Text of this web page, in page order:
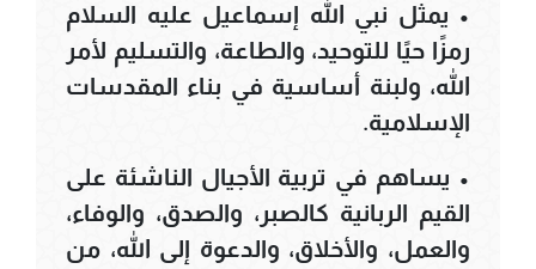
• يمثل نبي الله إسماعيل عليه السلام
رمزًا حيًا للتوحيد، والطاعة، والتسليم لأمر
الله، ولبنة أساسية في بناء المقدسات
الإسلامية.
• يساهم في تربية الأجيال الناشئة على
القيم الربانية كالصبر، والصدق، والوفاء،
والعمل، والأخلاق، والدعوة إلى الله، من